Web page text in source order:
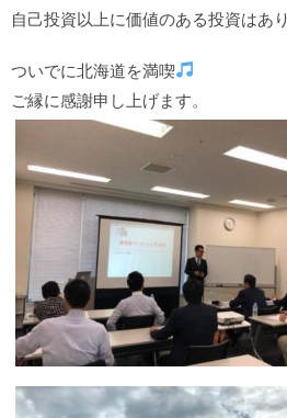
自己投資以上に価値のある投資はあ
ついでに北海道を満喫
ご縁に感謝申し上げます。